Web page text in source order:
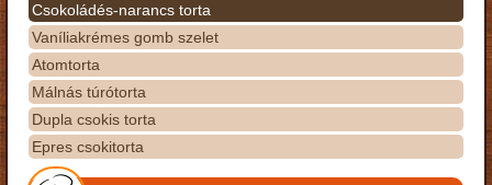
Csokoládés-narancs torta
Vaníliakrémes gomb szelet
Atomtorta
Málnás túrótorta
Dupla csokis torta
Epres csokitorta